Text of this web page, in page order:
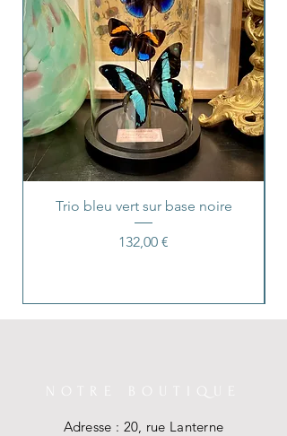
Trio bleu vert sur base noire
Prix
132,00 €
NOTRE BOUTIQUE
Adresse : 20, rue Lanterne